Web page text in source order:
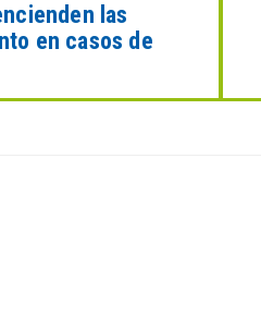
las
en casos de